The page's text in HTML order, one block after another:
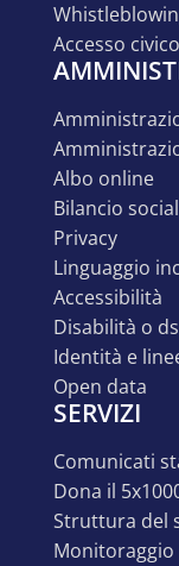
accesso civico
albo online
bilancio
privacy
linguaggio
accessibilità
disabilità o
identità e
open data
SERVIZI
comunicati
dona il
struttura del
monitoraggio